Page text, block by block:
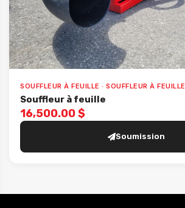
SOUFFLEUR À FEUILLE · SOUFFLEUR À FEUILLE
Souffleur à feuille
16,500.00 $
Soumission